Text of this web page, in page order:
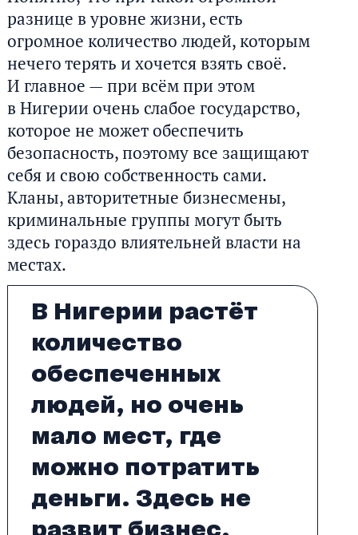
разнице в уровне жизни, есть
огромное количество людей, которым
нечего терять и хочется взять своё.
И главное — при всём при этом
в Нигерии очень слабое государство,
которое не может обеспечить
безопасность, поэтому все защищают
себя и свою собственность сами.
Кланы, авторитетные бизнесмены,
криминальные группы могут быть
здесь гораздо влиятельней власти на
местах.
В Нигерии растёт
количество
обеспеченных
людей, но очень
мало мест, где
можно потратить
деньги. Здесь не